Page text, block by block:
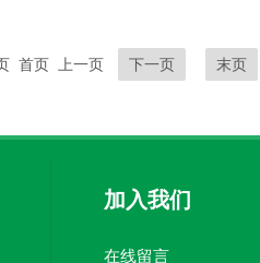
首页 上一页 下一页 末页
加入我们
在线留言